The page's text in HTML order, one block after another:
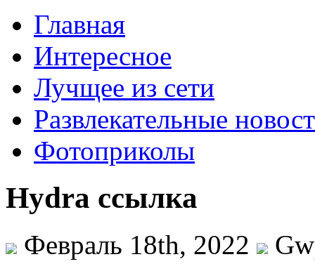
Главная
Интересное
Лучщее из сети
Развлекательные
Фотоприколы
Hydra ссылка
Февраль 18th, 2022